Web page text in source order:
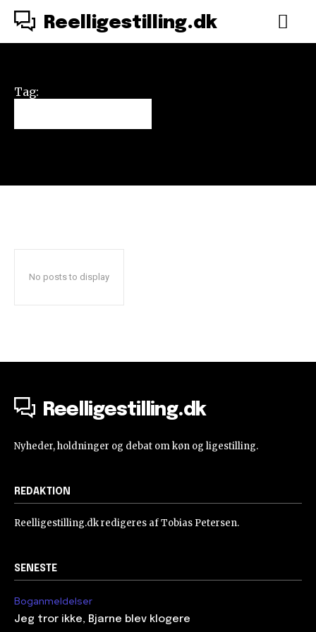
Reelligestilling.dk
Tag:
No posts to display
Reelligestilling.dk
Nyheder, holdninger og debat om køn og ligestilling.
REDAKTION
Reelligestilling.dk redigeres af Tobias Petersen.
SENESTE
Boganmeldelser
Jeg tror ikke, Bjarne blev klogere